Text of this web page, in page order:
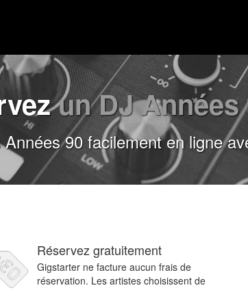
un DJ Années
90 facilement en ligne
Réservez gratuitement
Gigstarter ne facture aucun frais de
réservation. Les artistes choisissent de